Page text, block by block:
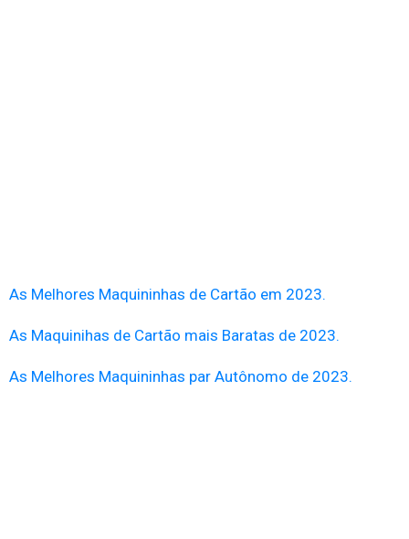
As Melhores Maquininhas de Cartão em 2023.
As Maquinihas de Cartão mais Baratas de 2023.
As Melhores Maquininhas par Autônomo de 2023.